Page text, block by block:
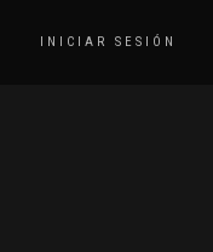
INICIAR SESIÓN